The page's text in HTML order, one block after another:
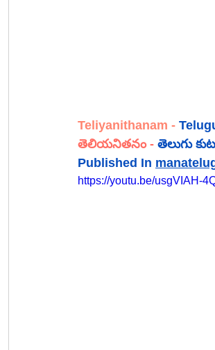
Teliyanithanam -
తెలియనితనం - తెలుగు
Published In
https://youtu.be/usgVIAH-